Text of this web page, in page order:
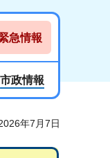
急情報
市政情報
年7月7日